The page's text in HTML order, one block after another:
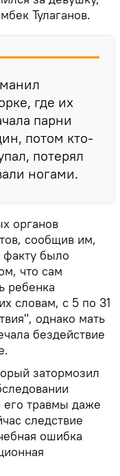
Тулаганов.
где их
парни
потом кто-
потерял
ногами.
органов
сообщив им,
факту было
что сам
ребенка
словам, с 5 по 31
однако мать
бездействие
затормозил
его травмы даже
следствие
ошибка